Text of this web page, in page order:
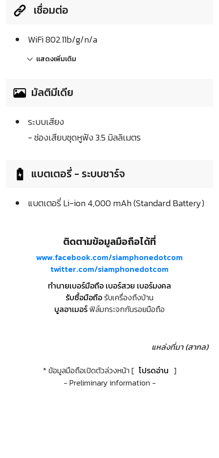
เชื่อมต่อ
WiFi 802.11b/g/n/a
แสดงเพิ่มเติม
มัลติมีเดีย
ระบบเสียง
- ช่องเสียบชุดหูฟัง 3.5 มิลลิเมตร
แบตเตอรี่ - ระบบชาร์จ
แบตเตอรี่ Li-ion 4,000 mAh (Standard Battery)
ติดตามข้อมูลมือถือได้ที่
www.facebook.com/siamphonedotcom
twitter.com/siamphonedotcom
ทำนายเบอร์มือถือ เบอร์สวย เบอร์มงคล
รับซื้อมือถือรับเครื่องถึงบ้าน
บูลอาเมอร์ฟิล์มกระจกกันรอยมือถือ
แหล่งที่มา (สากล)
* ข้อมูลมือถือเปิดตัวล่วงหน้า [ โปรดอ่าน ]
- Preliminary information -